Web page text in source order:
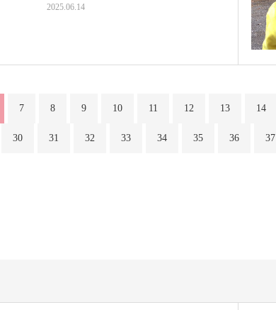
2025.06.14
7 8 9 10 11 12 13 14
30 31 32 33 34 35 36 37